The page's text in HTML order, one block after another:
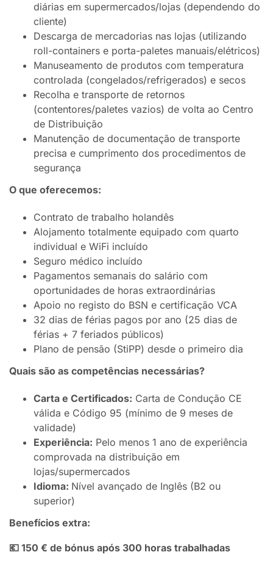
diárias em supermercados/lojas (dependendo do
cliente)
Descarga de mercadorias nas lojas (utilizando
roll-containers e porta-paletes manuais/elétricos)
Manuseamento de produtos com temperatura
controlada (congelados/refrigerados) e secos
Recolha e transporte de retornos
(contentores/paletes vazios) de volta ao Centro
de Distribuição
Manutenção de documentação de transporte
precisa e cumprimento dos procedimentos de
segurança
O que oferecemos:
Contrato de trabalho holandês
Alojamento totalmente equipado com quarto
individual e WiFi incluído
Seguro médico incluído
Pagamentos semanais do salário com
oportunidades de horas extraordinárias
Apoio no registo do BSN e certificação VCA
32 dias de férias pagos por ano (25 dias de
férias + 7 feriados públicos)
Plano de pensão (StiPP) desde o primeiro dia
Quais são as competências necessárias?
Carta e Certificados: Carta de Condução CE
válida e Código 95 (mínimo de 9 meses de
validade)
Experiência: Pelo menos 1 ano de experiência
comprovada na distribuição em
lojas/supermercados
Idioma: Nível avançado de Inglês (B2 ou
superior)
Benefícios extra:
💶 150 € de bónus após 300 horas trabalhadas